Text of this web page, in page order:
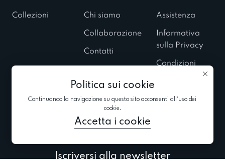
Politica sui cookie
Continuando la navigazione su questo sito acconsenti all'uso dei
cookie.
Accetta i cookie
Collezioni Chi siamo
Collaborazione
Contatti
Esposizioni
private
Blog
Assistenza
Informativa
sulla Privacy
Condizioni
Iscriversi alla newsletter